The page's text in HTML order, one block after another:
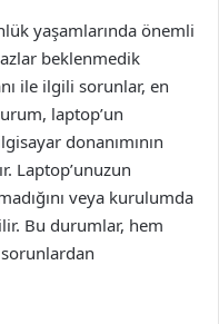
yaşamlarında önemli
beklenmedik
ile ilgili sorunlar, en
laptop’un
donanımının
Laptop’unuzun
veya kurulumda
Bu durumlar, hem
sorunlardan